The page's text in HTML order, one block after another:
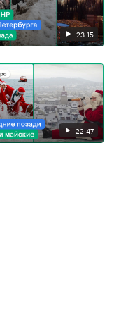
23:15
22:47